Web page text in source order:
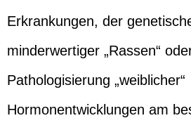
Erkrankungen, der
minderwertiger „Rassen“
Pathologisierung „weiblicher“
Hormonentwicklungen am